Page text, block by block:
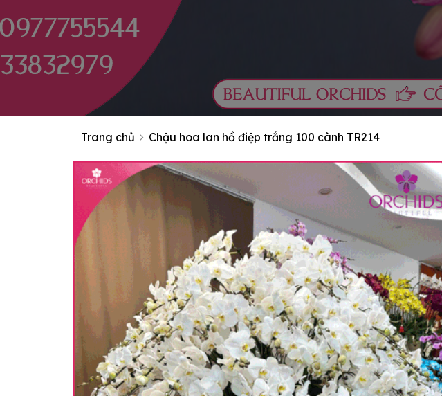
Trang chủ Chậu hoa lan hồ điệp trắng 100 cành TR214